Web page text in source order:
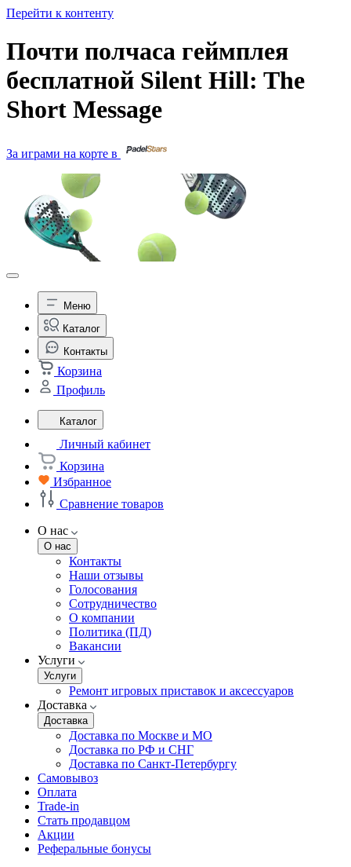
Перейти к контенту
Почти полчаса геймплея
бесплатной Silent Hill: The
Short Message
За играми на корте в
Меню
Каталог
Контакты
Корзина
Профиль
Каталог
Личный кабинет
Корзина
Избранное
Сравнение товаров
О нас
О нас
Контакты
Наши отзывы
Голосования
Сотрудничество
О компании
Политика (ПД)
Вакансии
Услуги
Услуги
Ремонт игровых приставок и аксессуаров
Доставка
Доставка
Доставка по Москве и МО
Доставка по РФ и СНГ
Доставка по Санкт-Петербургу
Самовывоз
Оплата
Trade-in
Стать продавцом
Акции
Реферальные бонусы